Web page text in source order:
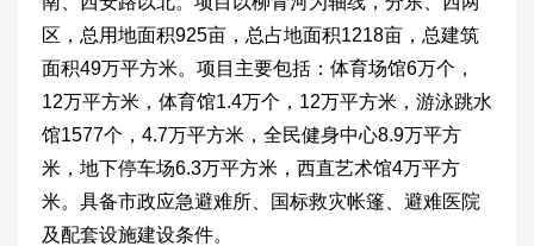
区，总用地面积925亩，总占地面积1218亩，总建筑
面积49万平方米。项目主要包括：体育场馆6万个，
12万平方米，体育馆1.4万个，12万平方米，游泳跳水
馆1577个，4.7万平方米，全民健身中心8.9万平方
米，地下停车场6.3万平方米，西直艺术馆4万平方
米。具备市政应急避难所、国标救灾帐篷、避难医院
及配套设施建设条件。